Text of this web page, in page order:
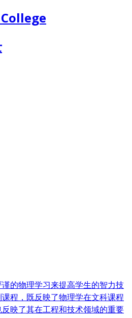
的物理学习来提高学生的智力技
程，既反映了物理学在文科课程
映了其在工程和技术领域的重要